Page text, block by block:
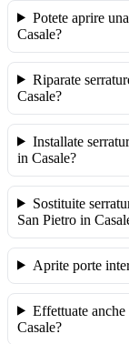
Potete aprire
Casale?
Riparate
Casale?
Installate
in Casale?
Sostituite
San Pietro in
Aprite porte
Effettuate
Casale?